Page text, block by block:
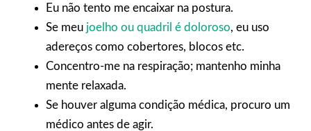
Eu não tento me encaixar na postura.
Se meu joelho ou quadril é doloroso, eu uso
adereços como cobertores, blocos etc.
Concentro-me na respiração; mantenho minha
mente relaxada.
Se houver alguma condição médica, procuro um
médico antes de agir.